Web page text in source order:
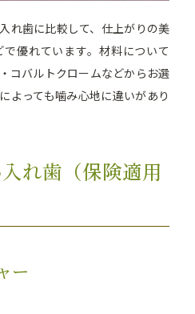
れ歯に比較して、仕上がりの美
優れています。材料について
コバルトクロームなどからお選
よっても噛み心地に違いがあり
れ歯（保険適用
ー